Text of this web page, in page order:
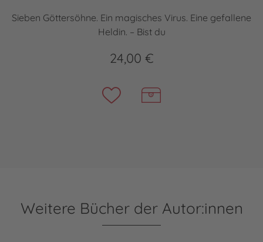
Sieben Göttersöhne. Ein magisches Virus. Eine gefallene
Heldin. – Bist du
24,00 €
Weitere Bücher der Autor:innen